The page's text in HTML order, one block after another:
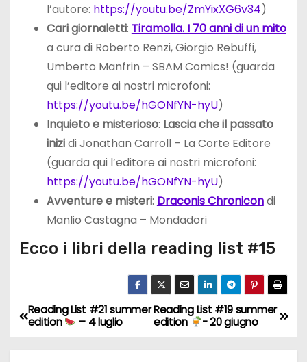
l’autore: https://youtu.be/ZmYixXG6v34)
Cari giornaletti: Tiramolla. I 70 anni di un mito
a cura di Roberto Renzi, Giorgio Rebuffi,
Umberto Manfrin – SBAM Comics! (guarda
qui l’editore ai nostri microfoni:
https://youtu.be/hGONfYN-hyU)
Inquieto e misterioso: Lascia che il passato
inizidi Jonathan Carroll – La Corte Editore
(guarda qui l’editore ai nostri microfoni:
https://youtu.be/hGONfYN-hyU)
Avventure e misteri: Draconis Chronicondi
Manlio Castagna – Mondadori
Ecco i libri della reading list #15
N
a
Reading List #19 summer
edition
- 20 giugno
Reading List #21 summer
edition
– 4 luglio